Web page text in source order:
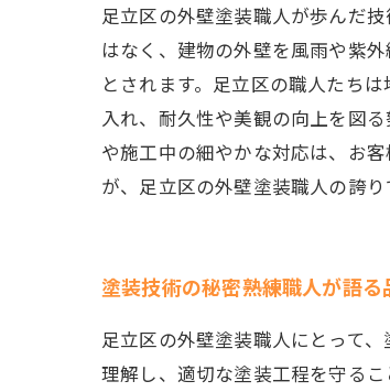
足立区の外壁塗装職人が歩んだ
はなく、建物の外壁を風雨や紫
とされます。足立区の職人たち
入れ、耐久性や美観の向上を図
や施工中の細やかな対応は、お
が、足立区の外壁塗装職人の誇り
塗装技術の秘密――熟練職人が語
足立区の外壁塗装職人にとって
理解し、適切な塗装工程を守る